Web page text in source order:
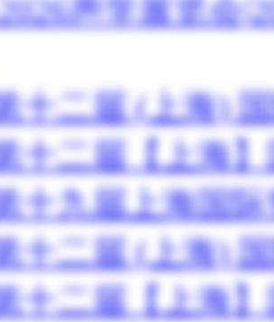
2026声学展览会
十二届 (上海)
十二届【上海
十九届上海国
十二届 (上海)
十二届【上海